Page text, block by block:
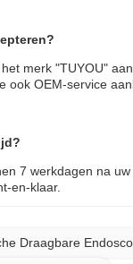
merk "TUYOU"
ook OEM-service
7 werkdagen na
en-klaar.
Draagbare